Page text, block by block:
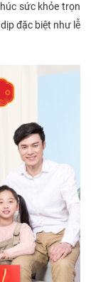
sức khỏe trọn
đặc biệt như lễ